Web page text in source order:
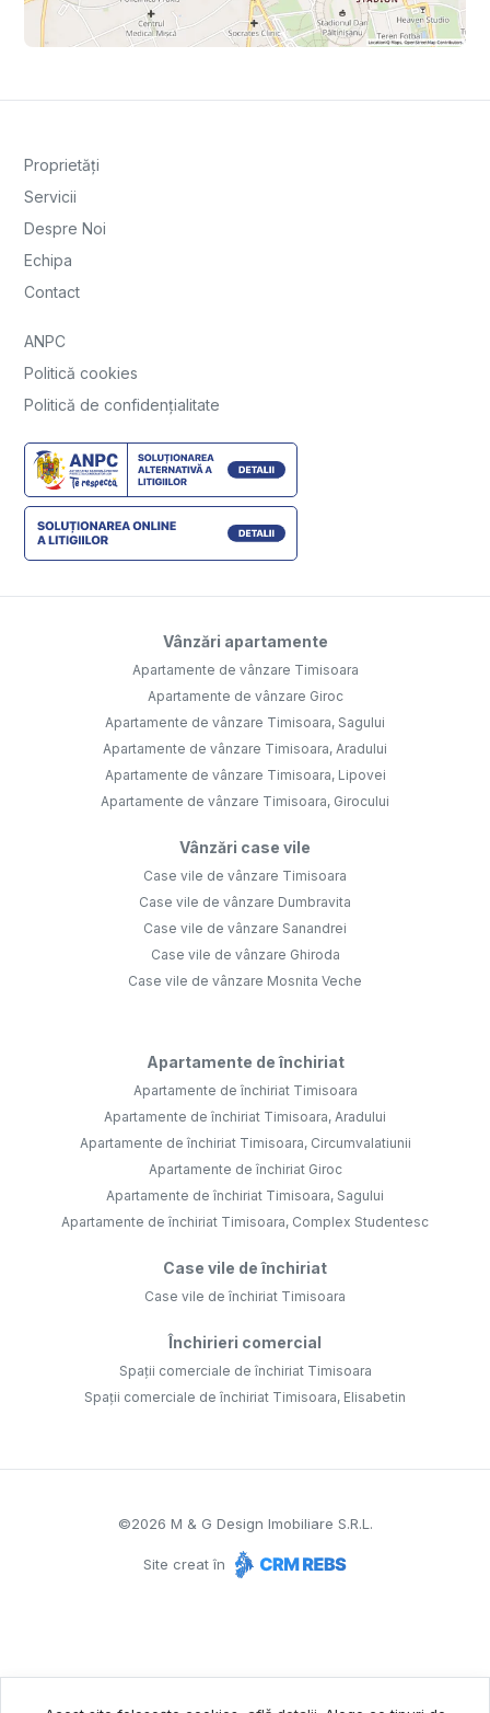
Proprietăți
Servicii
Despre Noi
Echipa
Contact
ANPC
Politică cookies
Politică de confidențialitate
Vânzări apartamente
Apartamente de vânzare Timisoara
Apartamente de vânzare Giroc
Apartamente de vânzare Timisoara, Sagului
Apartamente de vânzare Timisoara, Aradului
Apartamente de vânzare Timisoara, Lipovei
Apartamente de vânzare Timisoara, Girocului
Vânzări case vile
Case vile de vânzare Timisoara
Case vile de vânzare Dumbravita
Case vile de vânzare Sanandrei
Case vile de vânzare Ghiroda
Case vile de vânzare Mosnita Veche
Apartamente de închiriat
Apartamente de închiriat Timisoara
Apartamente de închiriat Timisoara, Aradului
Apartamente de închiriat Timisoara, Circumvalatiunii
Apartamente de închiriat Giroc
Apartamente de închiriat Timisoara, Sagului
Apartamente de închiriat Timisoara, Complex Studentesc
Case vile de închiriat
Case vile de închiriat Timisoara
Închirieri comercial
Spații comerciale de închiriat Timisoara
Spații comerciale de închiriat Timisoara, Elisabetin
©2026 M & G Design Imobiliare S.R.L.
Site creat în